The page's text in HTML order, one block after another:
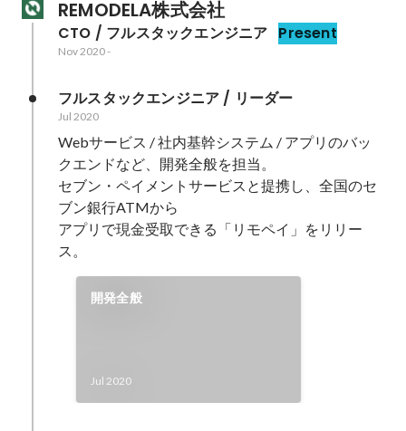
REMODELA株式会社
CTO / フルスタックエンジニア Present
Nov 2020-
フルスタックエンジニア / リーダー
Jul 2020
Webサービス / 社内基幹システム / アプリのバッ
クエンドなど、開発全般を担当。
セブン・ペイメントサービスと提携し、全国のセ
ブン銀行ATMから
アプリで現金受取できる「リモペイ」をリリー
ス。
開発全般
Jul 2020